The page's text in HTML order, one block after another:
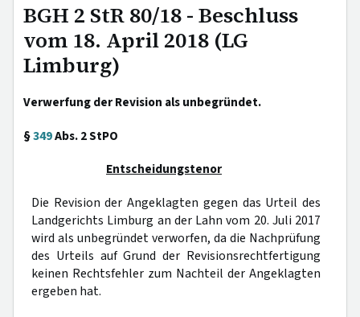
BGH 2 StR 80/18 - Beschluss
vom 18. April 2018 (LG
Limburg)
Verwerfung der Revision als unbegründet.
§349Abs. 2 StPO
Entscheidungstenor
Die Revision der Angeklagten gegen das Urteil des
Landgerichts Limburg an der Lahn vom 20. Juli 2017
wird als unbegründet verworfen, da die Nachprüfung
des Urteils auf Grund der Revisionsrechtfertigung
keinen Rechtsfehler zum Nachteil der Angeklagten
ergeben hat.